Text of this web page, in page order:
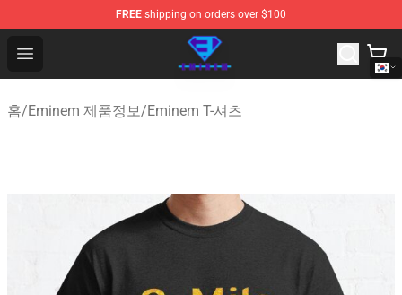
FREE shipping on orders over $100
Open menu
Eminem Store - Official Eminem Merchandise Shop
홈/Eminem 제품정보/Eminem T-셔츠